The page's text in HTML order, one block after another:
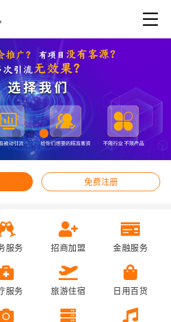
免费注册
服务 招商加盟 金融服务
服务 旅游住宿 日用百货